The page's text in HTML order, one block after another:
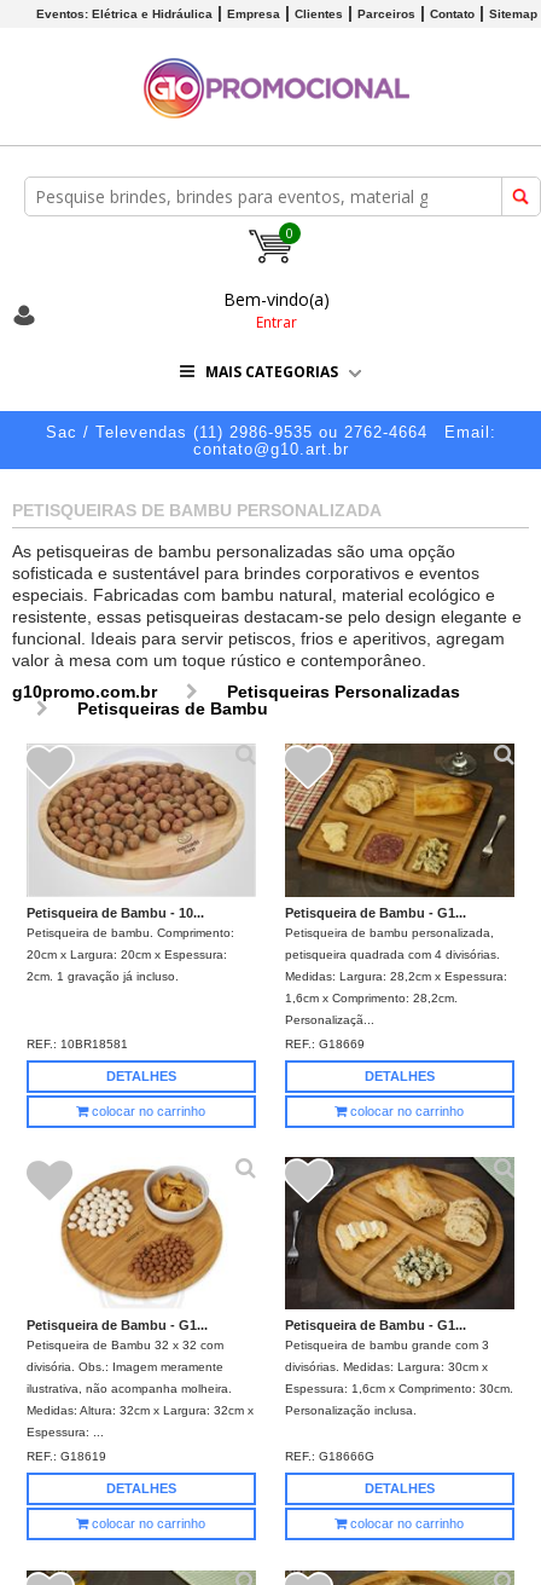
Eventos: Elétrica e Hidráulica Empresa Clientes Parceiros Contato Sitemap
0
Bem-vindo(a)
Entrar
MAIS CATEGORIAS
Sac / Televendas (11) 2986-9535 ou 2762-4664
Email:
contato@g10.art.br
PETISQUEIRAS DE BAMBU PERSONALIZADA
As petisqueiras de bambu personalizadas são uma opção
sofisticada e sustentável para brindes corporativos e eventos
especiais. Fabricadas com bambu natural, material ecológico e
resistente, essas petisqueiras destacam-se pelo design elegante e
funcional. Ideais para servir petiscos, frios e aperitivos, agregam
valor à mesa com um toque rústico e contemporâneo.
g10promo.com.br
Petisqueiras Personalizadas
Petisqueiras de Bambu
Petisqueira de Bambu - 10...
Petisqueira de bambu. Comprimento:
20cm x Largura: 20cm x Espessura:
2cm. 1 gravação já incluso.
REF.: 10BR18581
DETALHES
colocar no carrinho
Petisqueira de Bambu - G1...
Petisqueira de bambu personalizada,
petisqueira quadrada com 4 divisórias.
Medidas: Largura: 28,2cm x Espessura:
1,6cm x Comprimento: 28,2cm.
Personalizaçã...
REF.:G18669
DETALHES
colocar no carrinho
Petisqueira de Bambu - G1...
Petisqueira de Bambu 32 x 32 com
divisória. Obs.: Imagem meramente
ilustrativa, não acompanha molheira.
Medidas: Altura: 32cm x Largura: 32cm x
Espessura: ...
REF.:G18619
DETALHES
colocar no carrinho
Petisqueira de Bambu - G1...
Petisqueira de bambu grande com 3
divisórias. Medidas: Largura: 30cm x
Espessura: 1,6cm x Comprimento: 30cm.
Personalização inclusa.
REF.:G18666G
DETALHES
colocar no carrinho